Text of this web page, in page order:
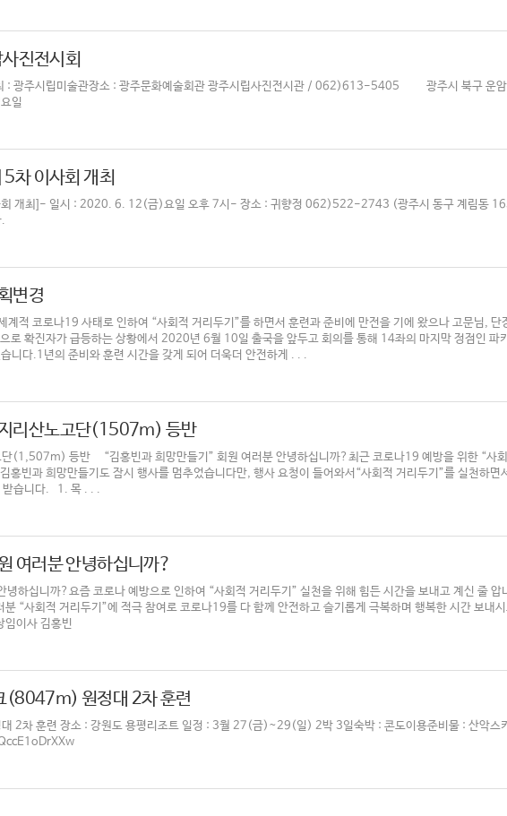
진전시회
최 : 광주시립미술관장소 : 광주문화예술회관 광주시립사진전시관 / 062)613-5405 광주시 북구 운
일
차 이사회 개최
회 개최]- 일시 : 2020. 6. 12(금)요일 오후 7시- 장소 : 귀향정 062)522-2743 (광주시 동구 계림동
변경
계적 코로나19 사태로 인하여 “사회적 거리두기”를 하면서 훈련과 준비에 만전을 기에 왔으나 고문님, 단
로 확진자가 급등하는 상황에서 2020년 6월 10일 출국을 앞두고 회의를 통해 14좌의 마지막 정점인 파
니다.1년의 준비와 훈련 시간을 갖게 되어 더욱더 안전하게 . . .
리산노고단(1507m) 등반
단(1,507m) 등반 “김홍빈과 희망만들기” 회원 여러분 안녕하십니까?최근 코로나19 예방을 위한 “사회
홍빈과 희망만들기도 잠시 행사를 멈추었습니다만, 행사 요청이 들어와서“사회적 거리두기”를 실천하면
받습니다. 1. 목 . . .
여러분 안녕하십니까?
녕하십니까?요즘 코로나 예방으로 인하여 “사회적 거리두기” 실천을 위해 힘든 시간을 보내고 계신 줄
“사회적 거리두기”에 적극 참여로 코로나19를 다 함께 안전하고 슬기롭게 극복하며 행복한 시간 보내
임이사 김홍빈
(8047m) 원정대 2차 훈련
대 2차 훈련 장소 : 강원도 용평리조트 일정 : 3월 27(금)~29(일) 2박 3일숙박 : 콘도이용준비물 : 산악스